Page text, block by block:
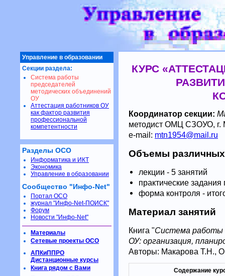
КУРС
Координатор секции:
методист ОМЦ СЗОУО, г.
e-mail: mtn1954@mail.ru
Объемы
лекции - 5 занятий
практические
форма контроля -
Материал занятий
Книга "Система работы
ОУ: организация,
Авторы: Макарова Т.Н.,
Содержание
Управление в образовании
Секции раздела:
Система работы
председателей
методических объединений
ОУ
Аттестация работников ОУ
как фактор развития
профессиональной
компетентности
Разделы ОСО
Информатика и ИКТ
Экономика
Управление в образовании
Сообщество "Инфо-Net"
Портал ОСО
журнал "Инфо-Net-ПОИСК"
Форум
Новости "Инфо-Net"
Материалы
Сетевые проекты ОСО
АПКиППРО
Дистанционные курсы
Книга рядом с Вами